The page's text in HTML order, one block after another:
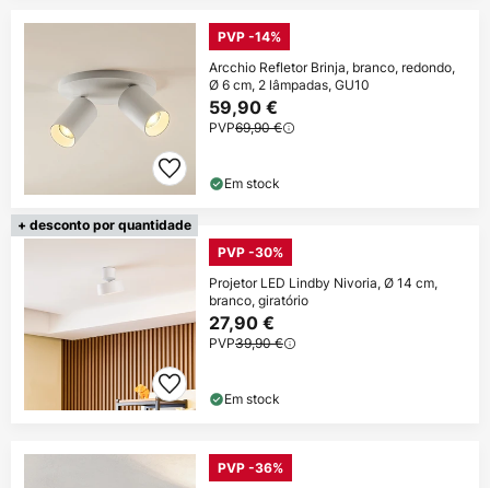
PVP -14%
Arcchio Refletor Brinja, branco, redondo,
Ø 6 cm, 2 lâmpadas, GU10
59,90 €
PVP69,90 €
Em stock
+ desconto por quantidade
PVP -30%
Projetor LED Lindby Nivoria, Ø 14 cm,
branco, giratório
27,90 €
PVP39,90 €
Em stock
PVP -36%